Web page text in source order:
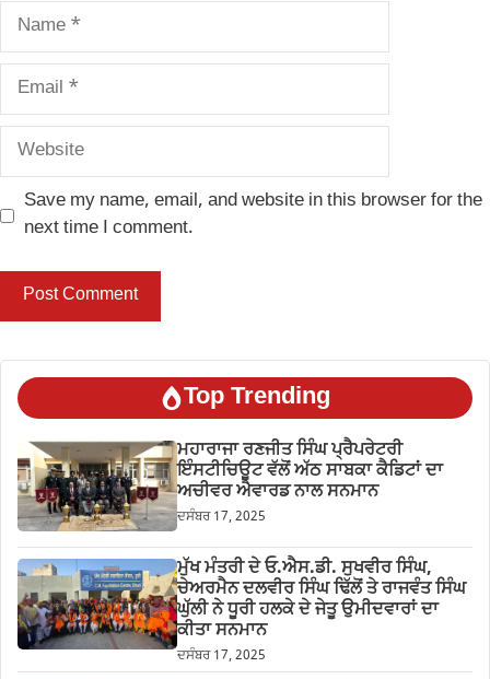
Name
Email
Website
Save my name, email, and website in this browser for the
next time I comment.
Top Trending
ਮਹਾਰਾਜਾ ਰਣਜੀਤ ਸਿੰਘ ਪ੍ਰੈਪਰੇਟਰੀ
ਇੰਸਟੀਚਿਊਟ ਵੱਲੋਂ ਅੱਠ ਸਾਬਕਾ ਕੈਡਿਟਾਂ ਦਾ
ਅਚੀਵਰ ਐਵਾਰਡ ਨਾਲ ਸਨਮਾਨ
ਦਸੰਬਰ 17, 2025
ਮੁੱਖ ਮੰਤਰੀ ਦੇ ਓ.ਐਸ.ਡੀ. ਸੁਖਵੀਰ ਸਿੰਘ,
ਚੇਅਰਮੈਨ ਦਲਵੀਰ ਸਿੰਘ ਢਿੱਲੋਂ ਤੇ ਰਾਜਵੰਤ ਸਿੰਘ
ਘੁੱਲੀ ਨੇ ਧੂਰੀ ਹਲਕੇ ਦੇ ਜੇਤੂ ਉਮੀਦਵਾਰਾਂ ਦਾ
ਕੀਤਾ ਸਨਮਾਨ
ਦਸੰਬਰ 17, 2025